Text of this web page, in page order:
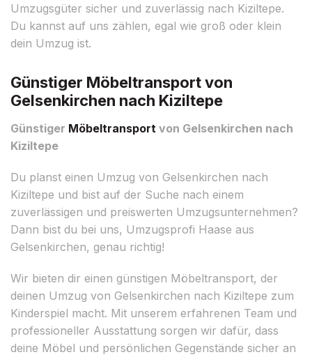
Umzugsgüter sicher und zuverlässig nach Kiziltepe.
Du kannst auf uns zählen, egal wie groß oder klein
dein Umzug ist.
Günstiger Möbeltransport von
Gelsenkirchen nach Kiziltepe
Günstiger Möbeltransport von Gelsenkirchen nach
Kiziltepe
Du planst einen Umzug von Gelsenkirchen nach
Kiziltepe und bist auf der Suche nach einem
zuverlässigen und preiswerten Umzugsunternehmen?
Dann bist du bei uns, Umzugsprofi Haase aus
Gelsenkirchen, genau richtig!
Wir bieten dir einen günstigen Möbeltransport, der
deinen Umzug von Gelsenkirchen nach Kiziltepe zum
Kinderspiel macht. Mit unserem erfahrenen Team und
professioneller Ausstattung sorgen wir dafür, dass
deine Möbel und persönlichen Gegenstände sicher an